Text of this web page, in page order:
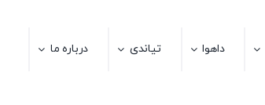
داهوا تیاندی درباره ما